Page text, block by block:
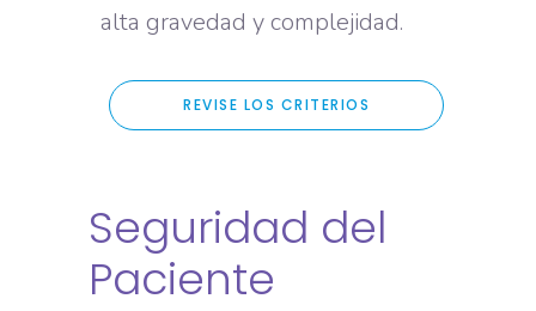
alta gravedad y complejidad.
REVISE LOS CRITERIOS
Seguridad del
Paciente